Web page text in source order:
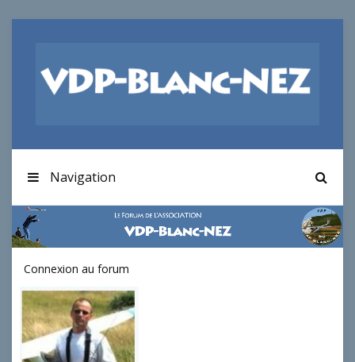
Navigation
Connexion au forum